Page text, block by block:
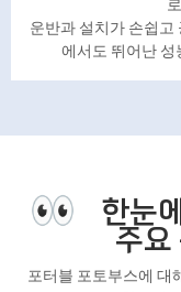
운반과 설치가 손쉽고
에서도 뛰어난 성
한눈
주요
포터블 포토부스에 대